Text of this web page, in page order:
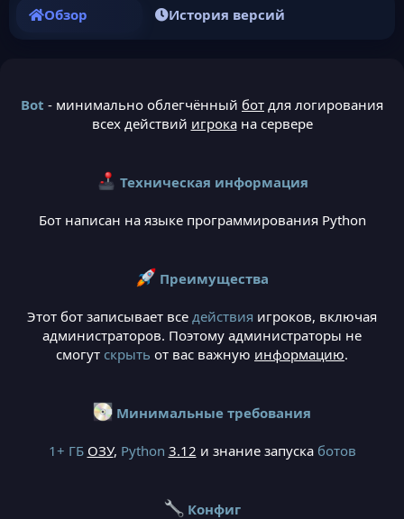
Обзор История версий
Bot - минимально облегчённый бот для логирования
всех действий игрокана сервере
Техническая информация
Бот написан на языке программирования Python
Преимущества
Этот бот записывает все действия игроков, включая
администраторов. Поэтому администраторы не
смогут скрыть от вас важную информацию.
Минимальные требования
1+ ГБ ОЗУ, Python 3.12 и знание запуска ботов
Конфиг